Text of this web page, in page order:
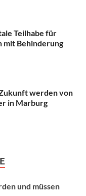
Teilhabe für
mit Behinderung
werden von
in Marburg
und müssen